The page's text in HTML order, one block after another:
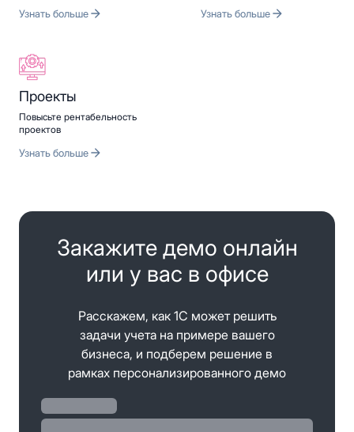
Узнать больше Узнать больше
Проекты
Повысьте рентабельность
проектов
Узнать больше
Закажите демо онлайн
или у вас в офисе
Расскажем, как 1С может решить
задачи учета на примере вашего
бизнеса, и подберем решение в
рамках персонализированного демо